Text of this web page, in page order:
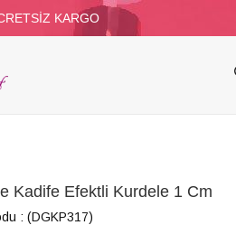
KARGO
BONCUKLAR
Kadife Efektli Kurdele 1 Cm
(DGKP317)